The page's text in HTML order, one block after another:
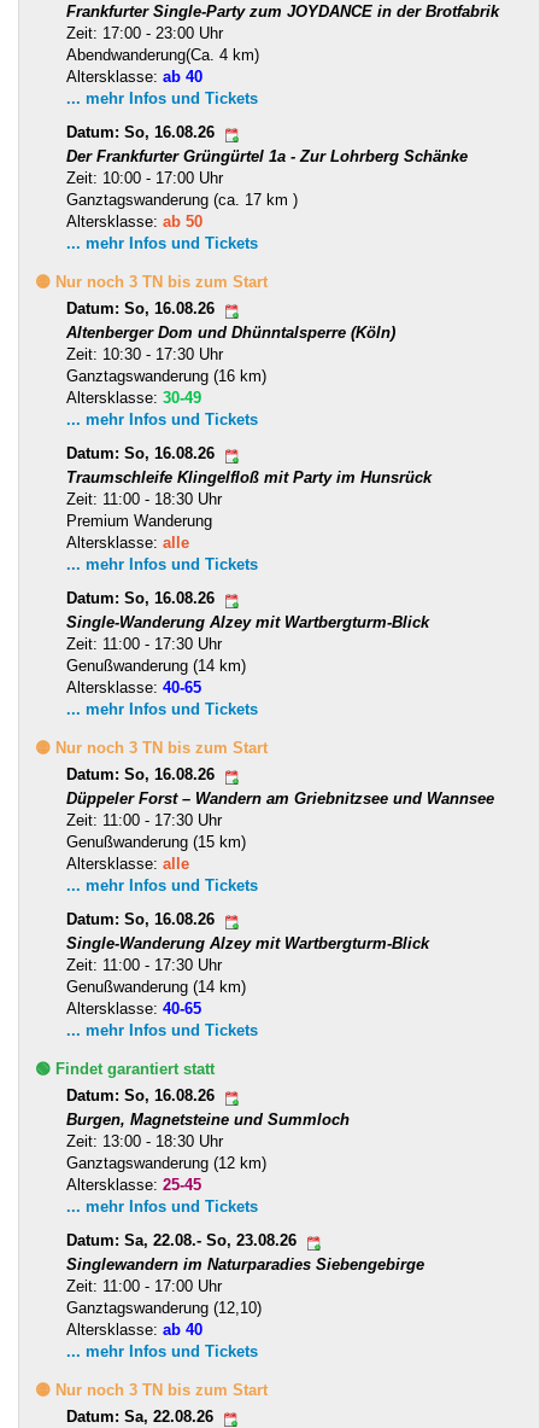
Frankfurter Single-Party zum JOYDANCE in der Brotfabrik
Zeit: 17:00 - 23:00 Uhr
Abendwanderung(Ca. 4 km)
Altersklasse: ab 40
... mehr Infos und Tickets
Datum: So, 16.08.26
Der Frankfurter Grüngürtel 1a - Zur Lohrberg Schänke
Zeit: 10:00 - 17:00 Uhr
Ganztagswanderung (ca. 17 km )
Altersklasse: ab 50
... mehr Infos und Tickets
🟡 Nur noch 3 TN bis zum Start
Datum: So, 16.08.26
Altenberger Dom und Dhünntalsperre (Köln)
Zeit: 10:30 - 17:30 Uhr
Ganztagswanderung (16 km)
Altersklasse: 30-49
... mehr Infos und Tickets
Datum: So, 16.08.26
Traumschleife Klingelfloß mit Party im Hunsrück
Zeit: 11:00 - 18:30 Uhr
Premium Wanderung
Altersklasse: alle
... mehr Infos und Tickets
Datum: So, 16.08.26
Single-Wanderung Alzey mit Wartbergturm-Blick
Zeit: 11:00 - 17:30 Uhr
Genußwanderung (14 km)
Altersklasse: 40-65
... mehr Infos und Tickets
🟡 Nur noch 3 TN bis zum Start
Datum: So, 16.08.26
Düppeler Forst – Wandern am Griebnitzsee und Wannsee
Zeit: 11:00 - 17:30 Uhr
Genußwanderung (15 km)
Altersklasse: alle
... mehr Infos und Tickets
Datum: So, 16.08.26
Single-Wanderung Alzey mit Wartbergturm-Blick
Zeit: 11:00 - 17:30 Uhr
Genußwanderung (14 km)
Altersklasse: 40-65
... mehr Infos und Tickets
🟢 Findet garantiert statt
Datum: So, 16.08.26
Burgen, Magnetsteine und Summloch
Zeit: 13:00 - 18:30 Uhr
Ganztagswanderung (12 km)
Altersklasse: 25-45
... mehr Infos und Tickets
Datum: Sa, 22.08.- So, 23.08.26
Singlewandern im Naturparadies Siebengebirge
Zeit: 11:00 - 17:00 Uhr
Ganztagswanderung (12,10)
Altersklasse: ab 40
... mehr Infos und Tickets
🟡 Nur noch 3 TN bis zum Start
Datum: Sa, 22.08.26